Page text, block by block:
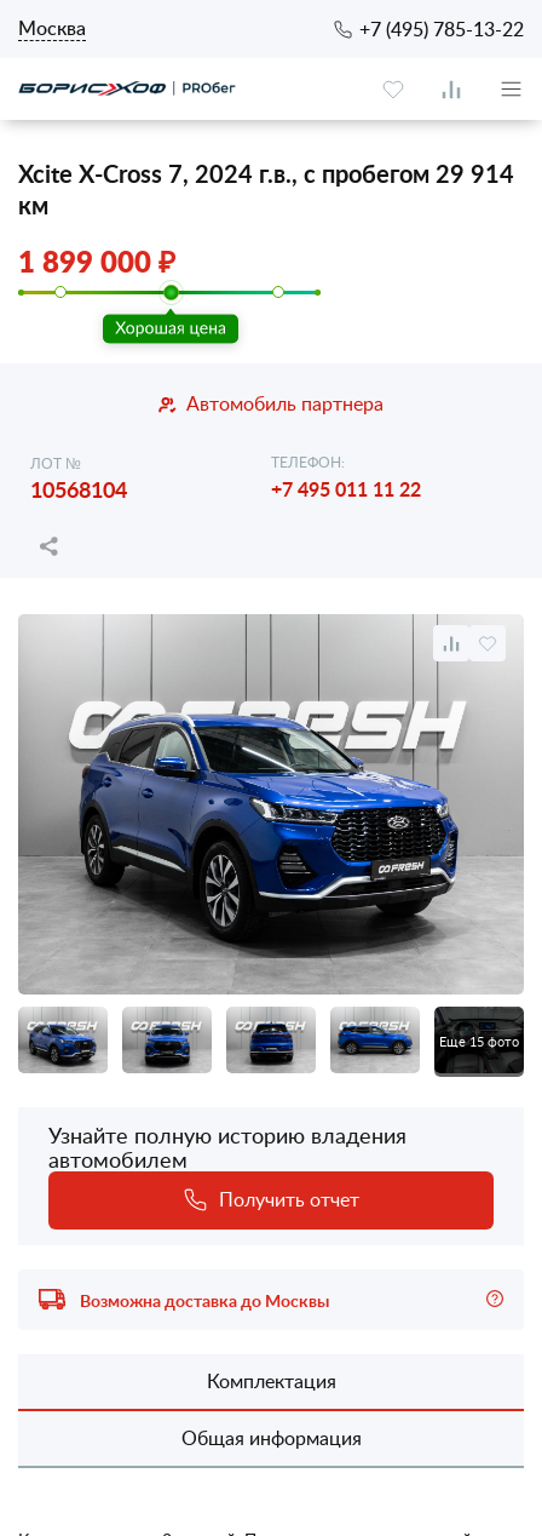
Москва +7 (495) 785-13-22
Xcite X-Cross 7, 2024 г.в., с пробегом 29 914
км
1 899 000 ₽
Автомобиль партнера
ЛОТ №
10568104
ТЕЛЕФОН:
+7 495 011 11 22
Еще 15 фото
Узнайте полную историю владения
автомобилем
Получить отчет
Возможна доставка до Москвы
Комплектация
Общая информация